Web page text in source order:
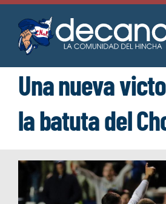
Saltar
contenido
Una nueva
la batuta del